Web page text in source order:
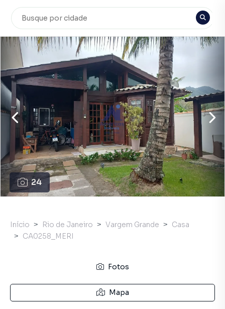
24
Início Rio de Janeiro Vargem Grande
Casa
CA0258_MERI
Fotos
Mapa